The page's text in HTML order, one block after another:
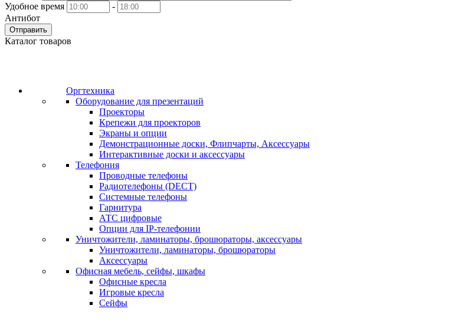
Удобное время
-
Антибот
Отправить
Каталог товаров
Оргтехника
Оборудование для презентаций
Проекторы
Крепежи для проекторов
Экраны и опции
Демонстрационные доски, Флипчарты, Аксессуары
Интерактивные доски и аксессуары
Телефония
Проводные телефоны
Радиотелефоны (DECT)
Системные телефоны
Гарнитура
АТС цифровые
Опции для IP-телефонии
Уничтожители, ламинаторы, брошюраторы, аксессуары
Уничтожители, ламинаторы, брошюраторы
Аксессуары
Офисная мебель, сейфы, шкафы
Офисные кресла
Игровые кресла
Сейфы